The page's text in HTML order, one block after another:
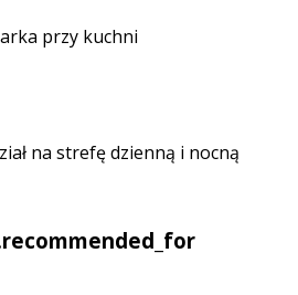
przy kuchni
na strefę dzienną i nocną